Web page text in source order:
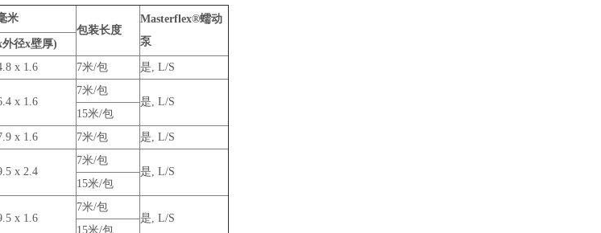
米
包装长度
Masterflex®蠕动
泵
径x壁厚)
x 1.6 7米/包
是, L/S
x 1.6
7米/包
是, L/S
15米/包
x 1.6 7米/包
是, L/S
x 2.4
7米/包
是, L/S
15米/包
x 1.6
7米/包
是, L/S
15米/包